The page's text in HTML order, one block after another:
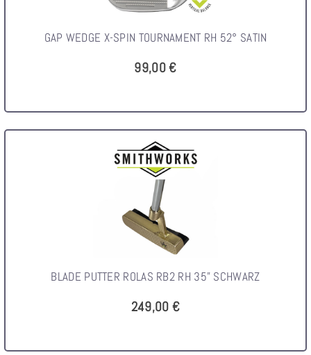
GAP WEDGE X-SPIN TOURNAMENT RH 52° SATIN
99,00 €
BLADE PUTTER ROLAS RB2 RH 35" SCHWARZ
249,00 €